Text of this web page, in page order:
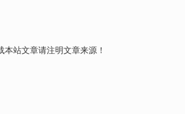
站文章请注明文章来源！